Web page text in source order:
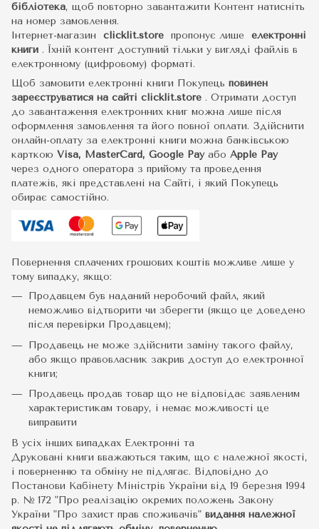
бібліотека, щоб повторно завантажити Контент натисніть
на номер замовлення.
Інтернет-магазин clicklit.store пропонує лише електронні
книги . Їхній контент доступний тільки у вигляді файлів в
електронному (цифровому) форматі.
Щоб замовити електронні книги Покупець повинен
зареєструватися на сайті clicklit.store . Отримати доступ
до завантаження електронних книг можна лише після
оформлення замовлення та його повної оплати. Здійснити
онлайн-оплату за електронні книги можна банківською
карткою Visa, MasterCard, Google Pay або Apple Pay
через одного оператора з прийому та проведення
платежів, які представлені на Сайті, і який Покупець
обирає самостійно.
Повернення сплачених грошових коштів можливе лише у
тому випадку, якщо:
Продавцем був наданий неробочий файл, який
неможливо відтворити чи зберегти (якщо це доведено
після перевірки Продавцем);
Продавець не може здійснити заміну такого файлу,
або якщо правовласник закрив доступ до електронної
книги;
Продавець продав товар що не відповідає заявленим
характеристикам товару, і немає можливості це
виправити
В усіх інших випадках Електронні та
Друковані книги вважаються таким, що є належної якості,
і поверненню та обміну не підлягає. Відповідно до
Постанови Кабінету Міністрів України від 19 березня 1994
р. № 172 "Про реалізацію окремих положень Закону
України "Про захист прав споживачів" видання належної